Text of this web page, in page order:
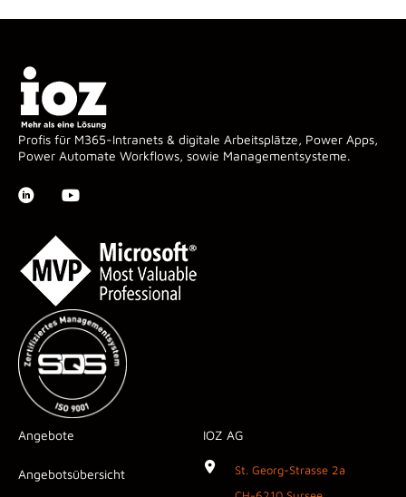
Profis für M365-Intranets & digitale Arbeitsplätze, Power Apps,
Power Automate Workflows, sowie Managementsysteme.
Angebote
Angebotsübersicht
IOZ AG
St. Georg-Strasse 2a